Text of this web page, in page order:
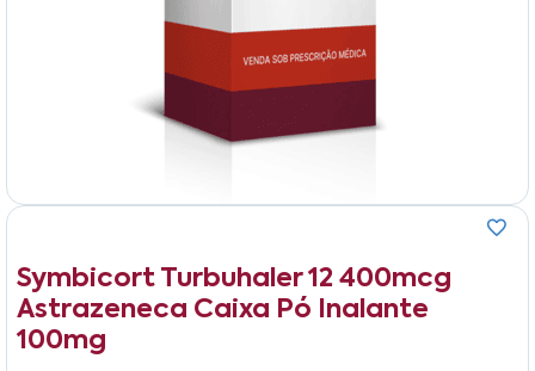
Symbicort Turbuhaler 12 400mcg
Astrazeneca Caixa Pó Inalante
100mg